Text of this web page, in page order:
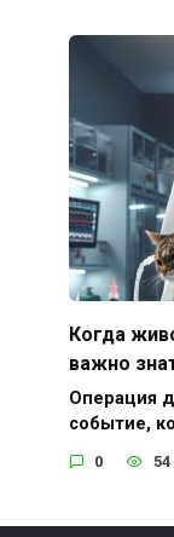
Когда
важно
Операция
событие,
0 54